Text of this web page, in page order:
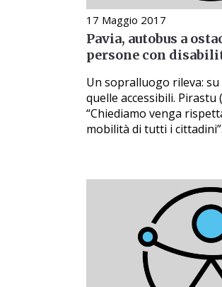
17 Maggio 2017
Pavia, autobus a
persone con
Un sopralluogo rileva:
quelle accessibili. Pirastu
“Chiediamo venga
mobilità di tutti i cittadini”.